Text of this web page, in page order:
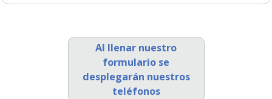
Al llenar nuestro
formulario se
desplegarán nuestros
teléfonos